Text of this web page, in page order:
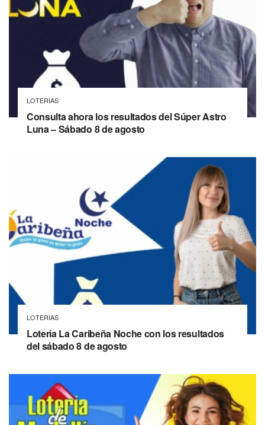
LOTERIAS
Consulta ahora los resultados del Súper Astro
Luna – Sábado 8 de agosto
LOTERIAS
Lotería La Caribeña Noche con los resultados
del sábado 8 de agosto